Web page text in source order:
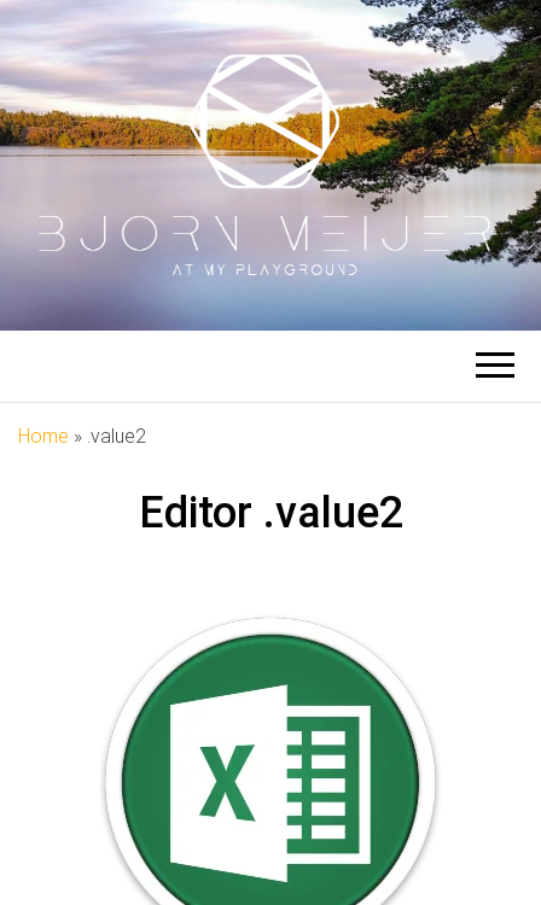
BJÖRN
MEIJER
At My Playground
Home » .value2
Editor .value2